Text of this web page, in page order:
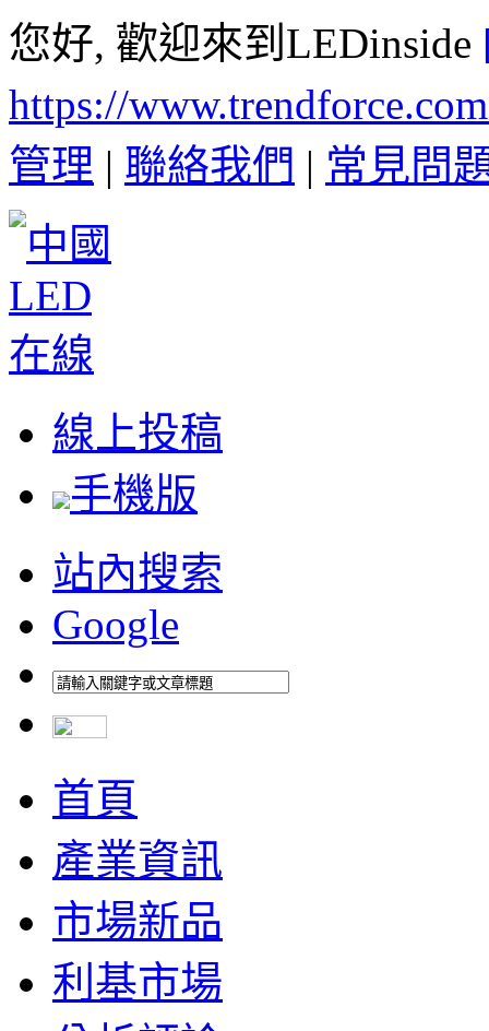
您好, 歡迎來到LEDinside
https://
管理 | 聯絡我們 | 常見問
線上投稿
手機版
站內搜索
Google
首頁
產業資訊
市場新品
利基市場